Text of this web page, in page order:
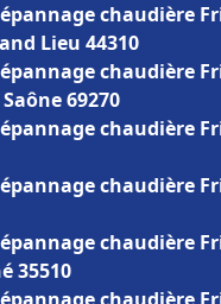
chaudière
Lieu 44310
chaudière
69270
chaudière
chaudière
chaudière
35510